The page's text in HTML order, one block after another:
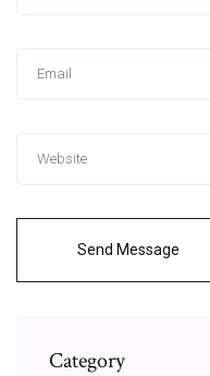
Send Message
Category